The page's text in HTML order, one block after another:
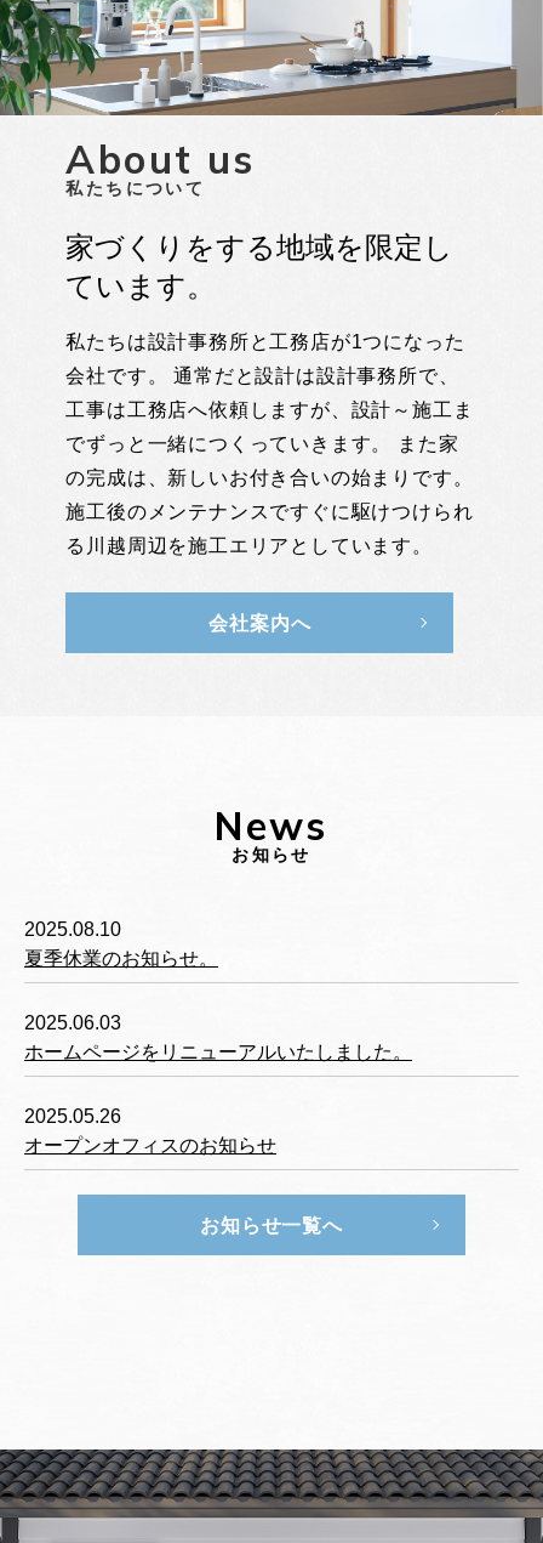
About us
私たちについて
家づくりをする地域を限定し
ています。
私たちは設計事務所と工務店が1つになった
会社です。 通常だと設計は設計事務所で、
工事は工務店へ依頼しますが、設計～施工ま
でずっと一緒につくっていきます。 また家
の完成は、新しいお付き合いの始まりです。
施工後のメンテナンスですぐに駆けつけられ
る川越周辺を施工エリアとしています。
会社案内へ
News
お知らせ
2025.08.10
夏季休業のお知らせ。
2025.06.03
ホームページをリニューアルいたしました。
2025.05.26
オープンオフィスのお知らせ
お知らせ一覧へ